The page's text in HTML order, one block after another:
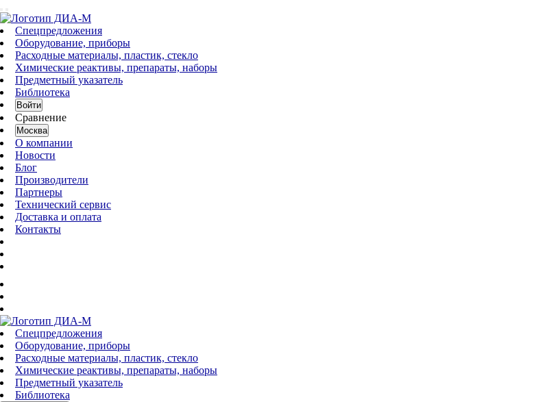
Спецпредложения
Оборудование, приборы
Расходные материалы, пластик, стекло
Химические реактивы, препараты, наборы
Предметный указатель
Библиотека
Войти
Сравнение
Москва
О компании
Новости
Блог
Производители
Партнеры
Технический сервис
Доставка и оплата
Контакты
Спецпредложения
Оборудование, приборы
Расходные материалы, пластик, стекло
Химические реактивы, препараты, наборы
Предметный указатель
Библиотека